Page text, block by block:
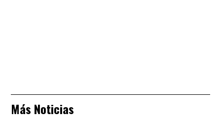
Más Noticias